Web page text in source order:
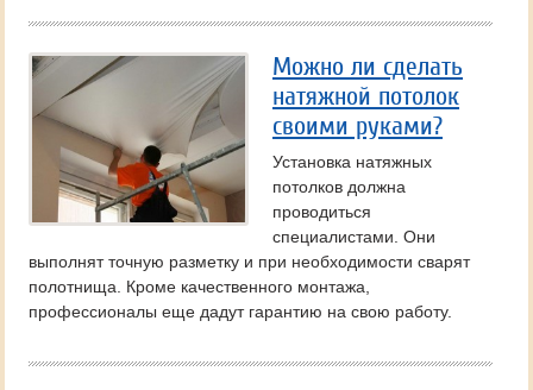
Можно ли сделать
натяжной потолок
своими руками?
Установка натяжных
потолков должна
проводиться
специалистами. Они
выполнят точную разметку и при необходимости сварят
полотнища. Кроме качественного монтажа,
профессионалы еще дадут гарантию на свою работу.